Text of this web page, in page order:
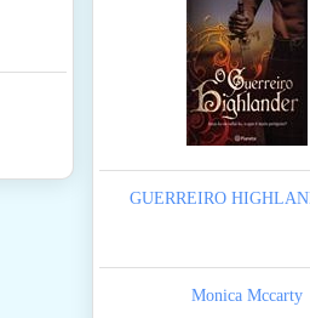
GUERREIRO
Monica Mccarty